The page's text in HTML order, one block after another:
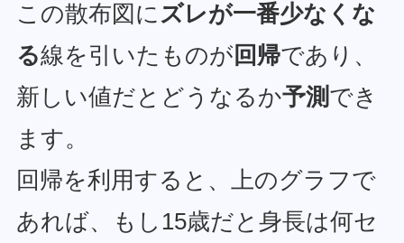
この散布図に ズレが一番少なくな
る線を引いたものが回帰であり、
新しい値だとどうなるか予測でき
ます。
回帰を利用すると、上のグラフで
あれば、もし15歳だと身長は何セ